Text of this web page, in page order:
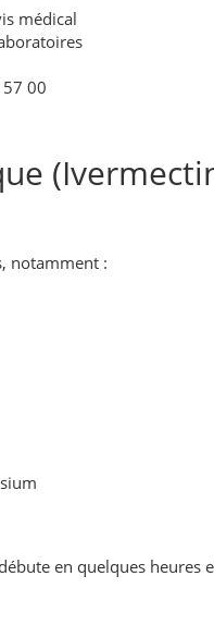
médical
00
notamment :
en quelques heures